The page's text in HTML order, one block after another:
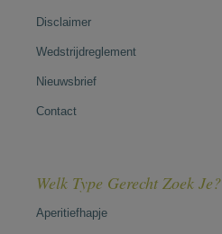
Disclaimer
Wedstrijdreglement
Nieuwsbrief
Contact
Welk Type Gerecht Zoek Je?
Aperitiefhapje